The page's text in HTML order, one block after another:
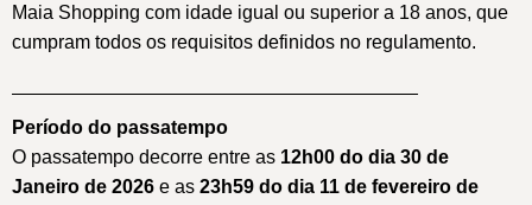
Maia Shopping com idade igual ou superior a 18 anos, que
cumpram todos os requisitos definidos no regulamento.
Período do passatempo
O passatempo decorre entre as 12h00 do dia 30 de
Janeiro de 2026 e as 23h59 do dia 11 de fevereiro de